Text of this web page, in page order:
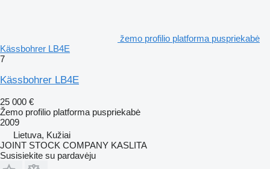
žemo profilio platforma puspriekabė
Kässbohrer LB4E
7
Kässbohrer LB4E
25 000 €
Žemo profilio platforma puspriekabė
2009
Lietuva, Kužiai
JOINT STOCK COMPANY KASLITA
Susisiekite su pardavėju